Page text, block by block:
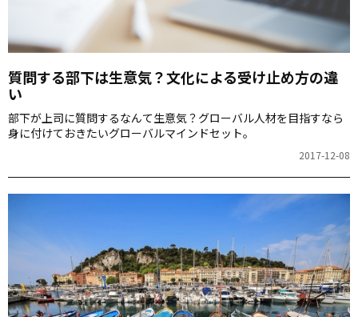
質問する部下は生意気？文化による受け止め方の違
い
部下が上司に質問するなんて生意気？グローバル人材を目指すなら
身に付けておきたいグローバルマインドセット。
2017-12-08